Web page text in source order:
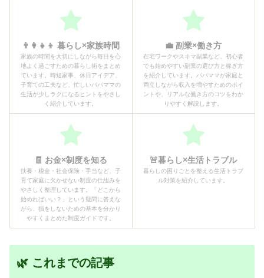
👨‍👩‍👧‍👦 暮らし×家族時間
家族の時間を大切にしながら毎日を心
地よく過ごすための暮らし術をまとめ
ています。時短家事、休日アイデア、
子育ての工夫など、忙しいパパママの
生活が少しラクになるヒントをやさし
く紹介しています。
💼 副業×働き方
在宅ワークやスキマ副業など、初心者
でも始めやすい副業の選び方と稼ぎ方
を紹介しています。パパママが家庭と
両立しながら収入を増やすためのポイ
ントや、リアルな働き方のコツをわか
りやすく解説します。
🧾 お金×制度を知る
扶養・税金・社会保険・手当など、子
育て家庭に欠かせない制度の仕組みを
やさしく整理しています。「どこから
始めればいい？」という疑問に答えな
がら、損をしないための基本を分かり
やすくまとめた制度ガイドです。
🚨暮らし×生活トラブル
暮らしの困りごとを整える生活トラブ
ル対策を紹介しています。
🌿 これまでの記事